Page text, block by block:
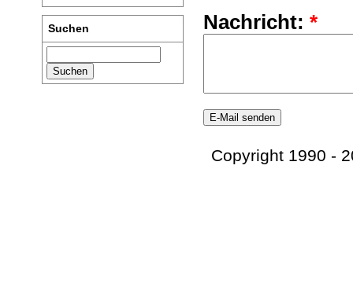
Suchen Nachricht: *
Copyright 1990 -